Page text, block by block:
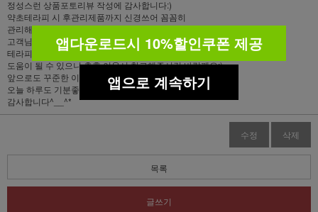
정성스런 상품포토리뷰 작성에 감사합니다:)
약초테라피 시 후관리제품까지 신경쓰어 꼼꼼히
관리해주셨군요,고객님^^
고객님 피부고민에 도움이 되셨다고 하니 감사드립니다^^
테라피 이후에 비타민이 풍분한 과일섭취나 물을 많이 드셔주는것도
도움이 될 수 있으니 추후 이용시 참고해주시길 바랄께요:)
앞으로도 꾸준한 이용과 관심을 오~랫동안 부탁드리며
오늘 하루도 기분좋은 하루 보내세요:)
감사합니다^__^*
수정 삭제
목록
글쓰기
앱다운로드시 10%할인쿠폰 제공
앱으로 계속하기